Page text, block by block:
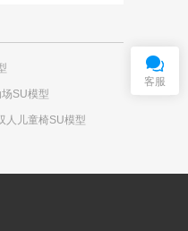
SU模型
人儿童椅SU模型
客服
服